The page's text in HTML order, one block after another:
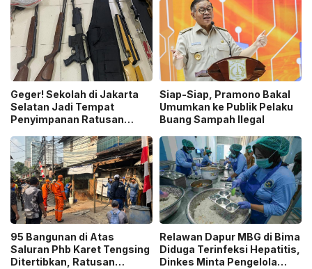
Geger! Sekolah di Jakarta
Selatan Jadi Tempat
Penyimpanan Ratusan
Pemilik
Siap-Siap, Pramono Bakal
Umumkan ke Publik Pelaku
Buang Sampah Ilegal
95 Bangunan di Atas
Saluran Phb Karet Tengsing
Ditertibkan, Ratusan
Relawan Dapur MBG di Bima
Diduga Terinfeksi Hepatitis,
Dinkes Minta Pengelola